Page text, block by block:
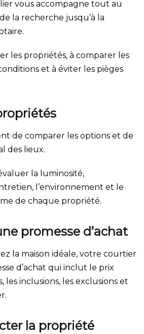
vous accompagne tout au
la recherche jusqu’à la
les propriétés, à comparer les
et à éviter les pièges
de comparer les options et de
des lieux.
la luminosité,
l’environnement et le
de chaque propriété.
promesse d’achat
la maison idéale, votre courtier
d’achat qui inclut le prix
les inclusions, les exclusions et
la propriété